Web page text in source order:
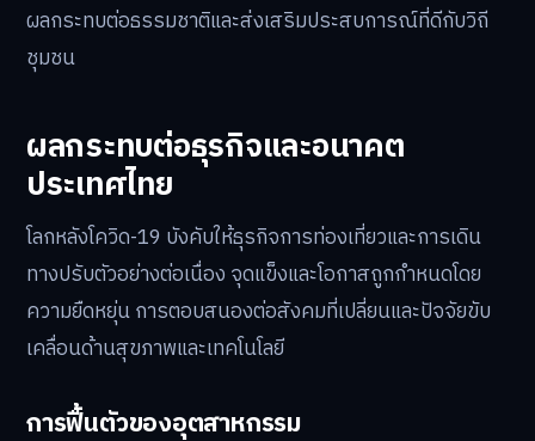
ผลกระทบต่อธรรมชาติและส่งเสริมประสบการณ์ที่ดีกับวิถี
ชุมชน
ผลกระทบต่อธุรกิจและอนาคต
ประเทศไทย
โลกหลังโควิด-19 บังคับให้ธุรกิจการท่องเที่ยวและการเดิน
ทางปรับตัวอย่างต่อเนื่อง จุดแข็งและโอกาสถูกกำหนดโดย
ความยืดหยุ่น การตอบสนองต่อสังคมที่เปลี่ยนและปัจจัยขับ
เคลื่อนด้านสุขภาพและเทคโนโลยี
การฟื้นตัวของอุตสาหกรรม